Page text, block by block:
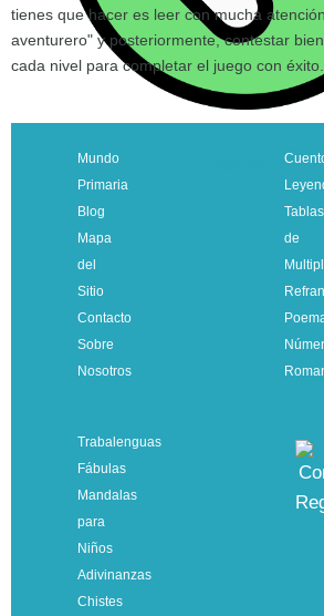
tienes que hacer es leer con mucha
aventurero" y posteriormente, contestar
cada nivel para completar el juego con éxito.
Mundo
Primaria
Blog
Mapa
del
Sitio
Contacto
Sobre
Nosotros
Tablas
de
Trabalenguas
Fábulas
Mandalas
para
Niños
Adivinanzas
Chistes